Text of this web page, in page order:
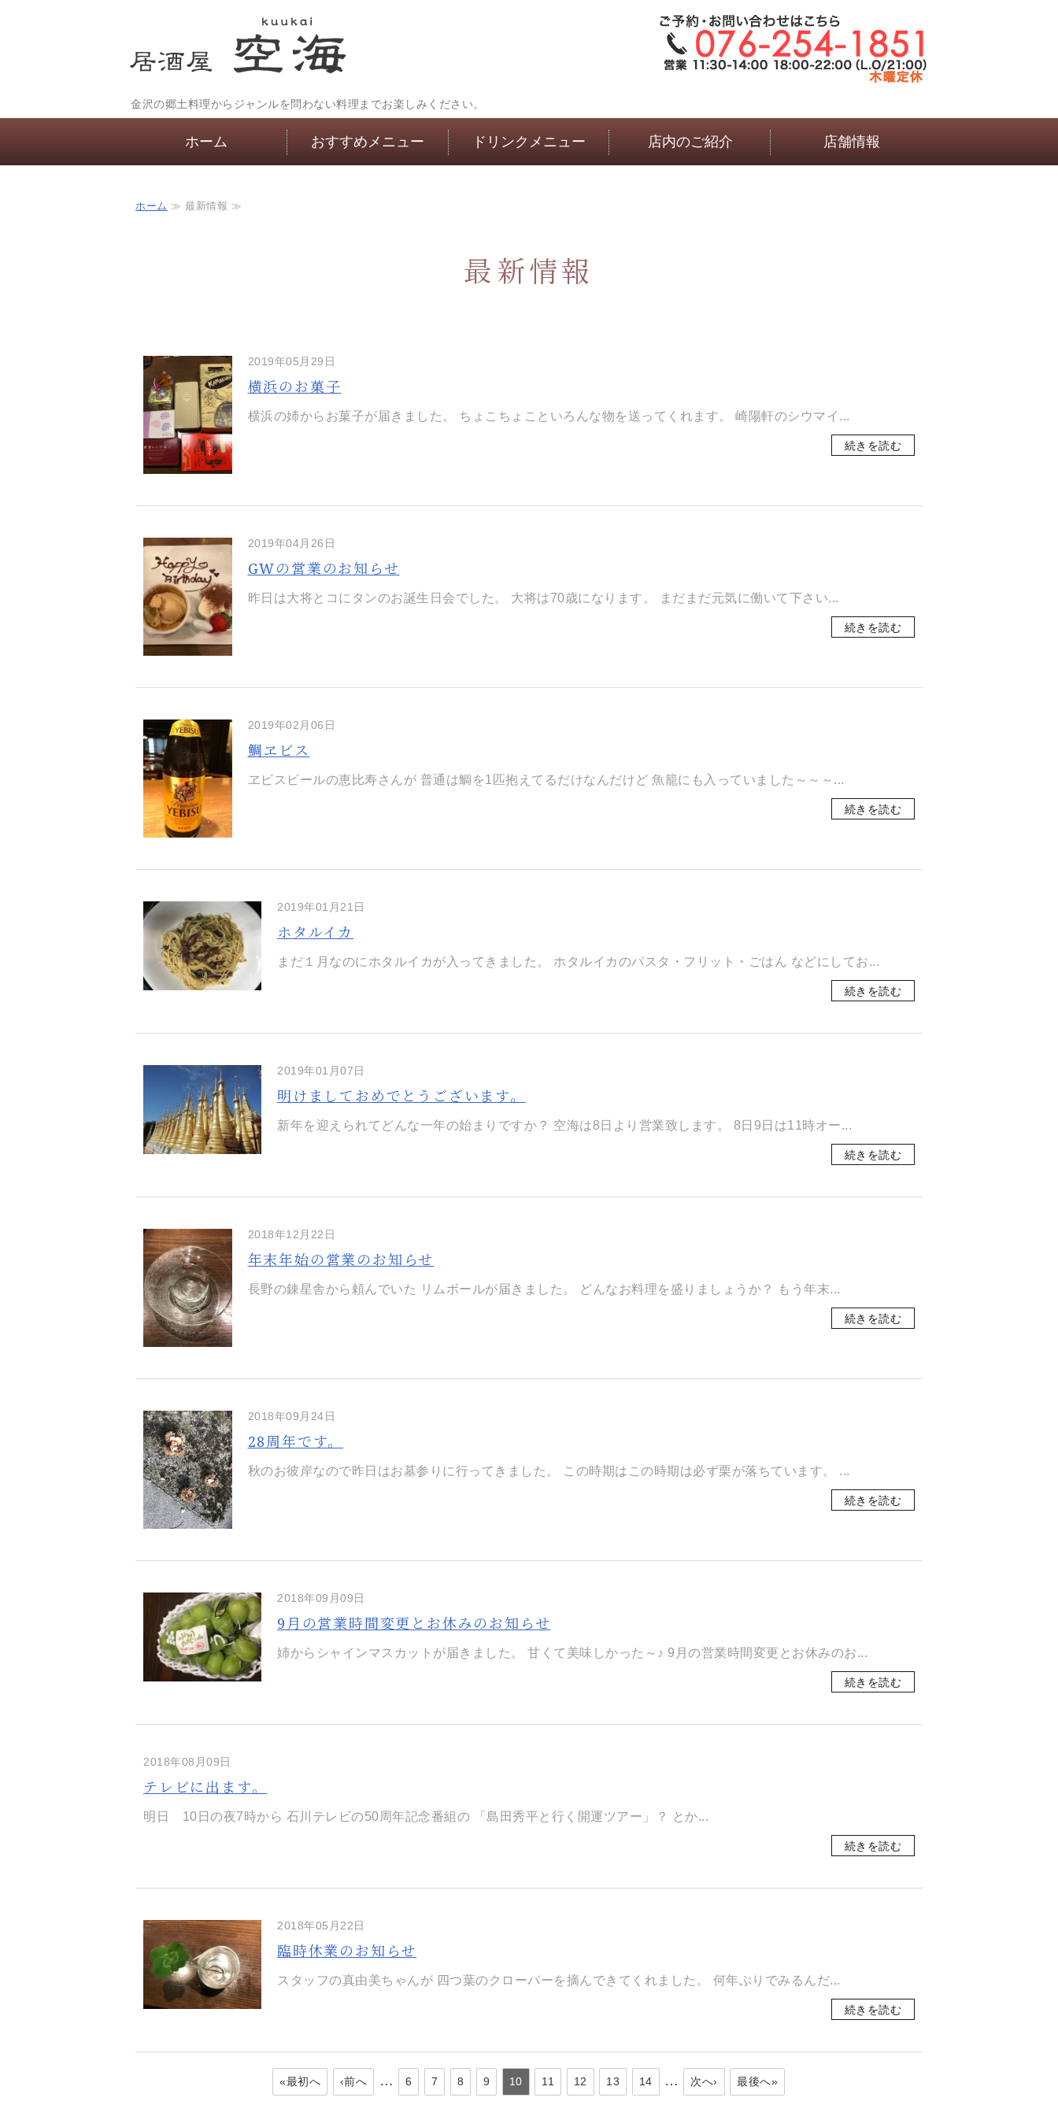
金沢の郷土料理からジャンルを問わない料理までお楽しみください。
ホーム おすすめメニュー ドリンクメニュー 店内のご紹介 店舗情報
ホーム ≫ 最新情報 ≫
最新情報
2019年05月29日
横浜のお菓子
横浜の姉からお菓子が届きました。 ちょこちょこといろんな物を送ってくれます。 崎陽軒のシウマイ...
続きを読む
2019年04月26日
GWの営業のお知らせ
昨日は大将とコにタンのお誕生日会でした。 大将は70歳になります。 まだまだ元気に働いて下さい...
続きを読む
2019年02月06日
鯛ヱビス
ヱビスビールの恵比寿さんが 普通は鯛を1匹抱えてるだけなんだけど 魚籠にも入っていました～～～...
続きを読む
2019年01月21日
ホタルイカ
まだ１月なのにホタルイカが入ってきました。 ホタルイカのパスタ・フリット・ごはん などにしてお...
続きを読む
2019年01月07日
明けましておめでとうございます。
新年を迎えられてどんな一年の始まりですか？ 空海は8日より営業致します。 8日9日は11時オー...
続きを読む
2018年12月22日
年末年始の営業のお知らせ
長野の錬星舎から頼んでいた リムボールが届きました。 どんなお料理を盛りましょうか？ もう年末...
続きを読む
2018年09月24日
28周年です。
秋のお彼岸なので昨日はお墓参りに行ってきました。 この時期はこの時期は必ず栗が落ちています。 ...
続きを読む
2018年09月09日
9月の営業時間変更とお休みのお知らせ
姉からシャインマスカットが届きました。 甘くて美味しかった～♪ 9月の営業時間変更とお休みのお...
続きを読む
2018年08月09日
テレビに出ます。
明日 10日の夜7時から 石川テレビの50周年記念番組の 「島田秀平と行く開運ツアー」？ とか...
続きを読む
2018年05月22日
臨時休業のお知らせ
スタッフの真由美ちゃんが ​四つ葉のクローバーを摘んできてくれました。 ​何年ぶりでみるんだ...
続きを読む
«最初へ ‹前へ … 6 7 8 9 10 11 12 13 14 … 次へ› 最後へ»